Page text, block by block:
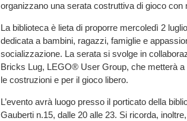
organizzano una serata costruttiva di gioco con
La biblioteca è lieta di proporre mercoledì 2
dedicata a bambini, ragazzi, famiglie e
socializzazione. La serata si svolge in
Bricks Lug, LEGO® User Group, che metterà
le costruzioni e per il gioco libero.
L’evento avrà luogo presso il porticato della
Gauberti n.15, dalle 20 alle 23. Si ricorda,